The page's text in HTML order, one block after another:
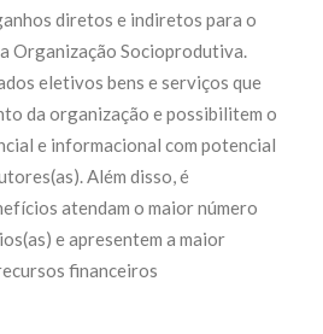
diretos e indiretos para o
Organização Socioprodutiva.
eletivos bens e serviços que
da organização e possibilitem o
e informacional com potencial
Além disso, é
atendam o maior número
e apresentem a maior
financeiros